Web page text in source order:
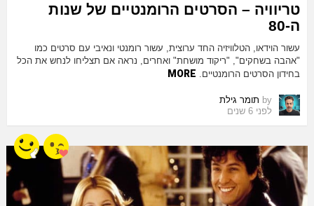
טריוויה – הסרטים הרומנטיים של שנות
ה-80
עשור הוידאו, הטלוויזיה החד ערוצית, עשור רומנטי ונאיבי עם סרטים כמו
"אהבה בשחקים", "ריקוד מושחת" ואחרים, נראה אם תצליחו לנחש את הכל
בחידון הסרטים הרומנטיים. MORE
by תומר גילת
לפני 6 שנים